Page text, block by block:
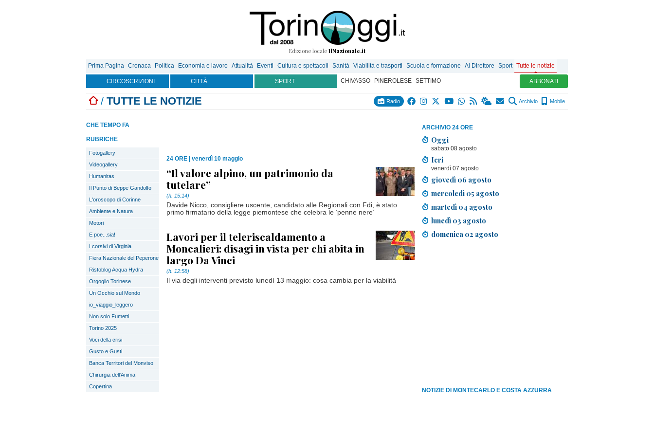
Edizione locale IlNazionale.it
Prima Pagina Cronaca Politica Economia e lavoro Attualità Eventi Cultura e spettacoli Sanità Viabilità e trasporti Scuola e formazione Al Direttore Sport Tutte le notizie
CIRCOSCRIZIONI CITTÀ SPORT CHIVASSO PINEROLESE SETTIMO ABBONATI
/ TUTTE LE NOTIZIE Radio Archivio Mobile
ARCHIVIO 24 ORE
Oggi
sabato 08 agosto
Ieri
venerdì 07 agosto
giovedì 06 agosto
mercoledì 05 agosto
martedì 04 agosto
lunedì 03 agosto
domenica 02 agosto
NOTIZIE DI MONTECARLO E COSTA AZZURRA
CHE TEMPO FA
RUBRICHE
Fotogallery
Videogallery
Humanitas
Il Punto di Beppe Gandolfo
L'oroscopo di Corinne
Ambiente e Natura
Motori
E poe...sia!
I corsivi di Virginia
Fiera Nazionale del Peperone
Ristoblog Acqua Hydra
Orgoglio Torinese
Un Occhio sul Mondo
io_viaggio_leggero
Non solo Fumetti
Torino 2025
Voci della crisi
Gusto e Gusti
Banca Territori del Monviso
Chirurgia dell'Anima
Copertina
24 ORE venerdì 10 maggio
“Il valore alpino, un patrimonio da
tutelare”
(h. 15:14)
Davide Nicco, consigliere uscente, candidato alle Regionali con Fdi, è stato
primo firmatario della legge piemontese che celebra le ‘penne nere’
Lavori per il teleriscaldamento a
Moncalieri: disagi in vista per chi abita in
largo Da Vinci
(h. 12:58)
Il via degli interventi previsto lunedì 13 maggio: cosa cambia per la viabilità